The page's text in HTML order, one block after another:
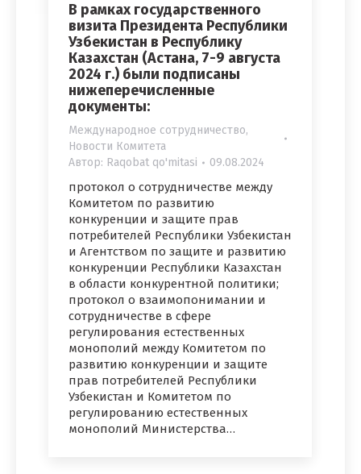
В рамках государственного
визита Президента Республики
Узбекистан в Республику
Казахстан (Астана, 7-9 августа
2024 г.) были подписаны
нижеперечисленные
документы:
Международное сотрудничество,
Новости Комитета
Автор: Raqobat qo'mitasi 09.08.2024
протокол о сотрудничестве между
Комитетом по развитию
конкуренции и защите прав
потребителей Республики Узбекистан
и Агентством по защите и развитию
конкуренции Республики Казахстан
в области конкурентной политики;
протокол о взаимопонимании и
сотрудничестве в сфере
регулирования естественных
монополий между Комитетом по
развитию конкуренции и защите
прав потребителей Республики
Узбекистан и Комитетом по
регулированию естественных
монополий Министерства…